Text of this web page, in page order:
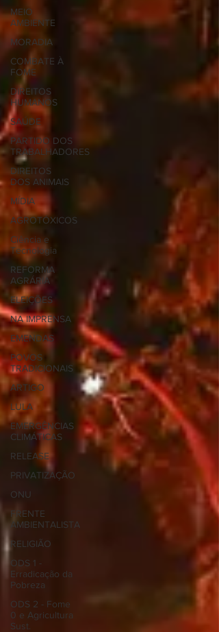
MEIO
AMBIENTE
MORADIA
COMBATE À
FOME
DIREITOS
HUMANOS
SAÚDE
PARTIDO DOS
TRABALHADORES
DIREITOS
DOS ANIMAIS
MÍDIA
AGROTÓXICOS
Ciência e
Tecnologia
REFORMA
AGRÁRIA
ELEIÇÕES
NA IMPRENSA
EMENDAS
POVOS
TRADICIONAIS
ARTIGO
LULA
EMERGÊNCIAS
CLIMÁTICAS
RELEASE
PRIVATIZAÇÃO
ONU
FRENTE
AMBIENTALISTA
RELIGIÃO
ODS 1 -
Erradicação da
Pobreza
ODS 2 - Fome
0 e Agricultura
Sust.